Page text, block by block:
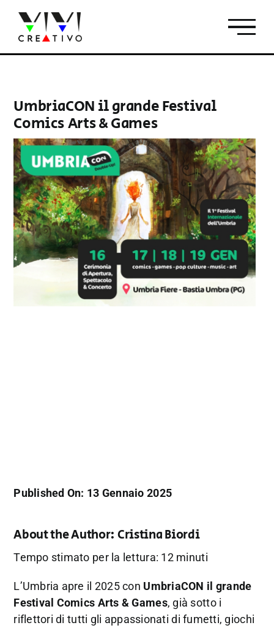
contenuto
UmbriaCON il grande Festival
Comics Arts & Games
Published On: 13 Gennaio 2025
About the Author: Cristina Biordi
Tempo stimato per la lettura: 12 minuti
L’Umbria apre il 2025 con UmbriaCON il grande
Festival Comics Arts & Games, già sotto i
riflettori di tutti gli appassionati di fumetti, giochi